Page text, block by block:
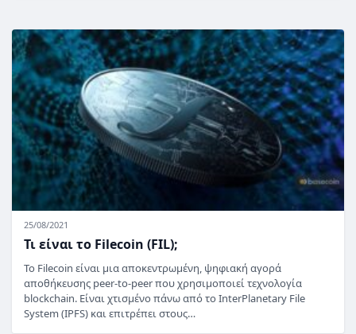
25/08/2021
Τι είναι το Filecoin (FIL);
Το Filecoin είναι μια αποκεντρωμένη, ψηφιακή αγορά
αποθήκευσης peer-to-peer που χρησιμοποιεί τεχνολογία
blockchain. Είναι χτισμένο πάνω από το InterPlanetary File
System (IPFS) και επιτρέπει στους…